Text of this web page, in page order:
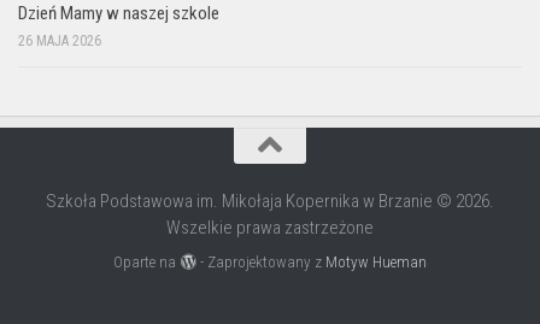
Dzień Mamy w naszej szkole
26 MAJA 2026
Szkoła Podstawowa im. Mikołaja Kopernika w Brzanie © 2026.
Wszelkie prawa zastrzeżone
Oparte na - Zaprojektowany z Motyw Hueman